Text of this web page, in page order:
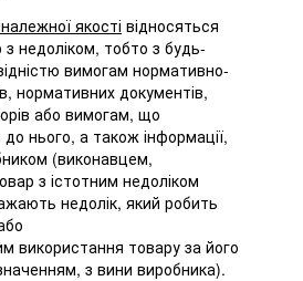
якості відносяться
недоліком, тобто з будь-
вимогам нормативно-
нормативних документів,
або вимогам, що
нього, а також інформації,
(виконавцем,
з істотним недоліком
недолік, який робить
використання товару за його
з вини виробника).